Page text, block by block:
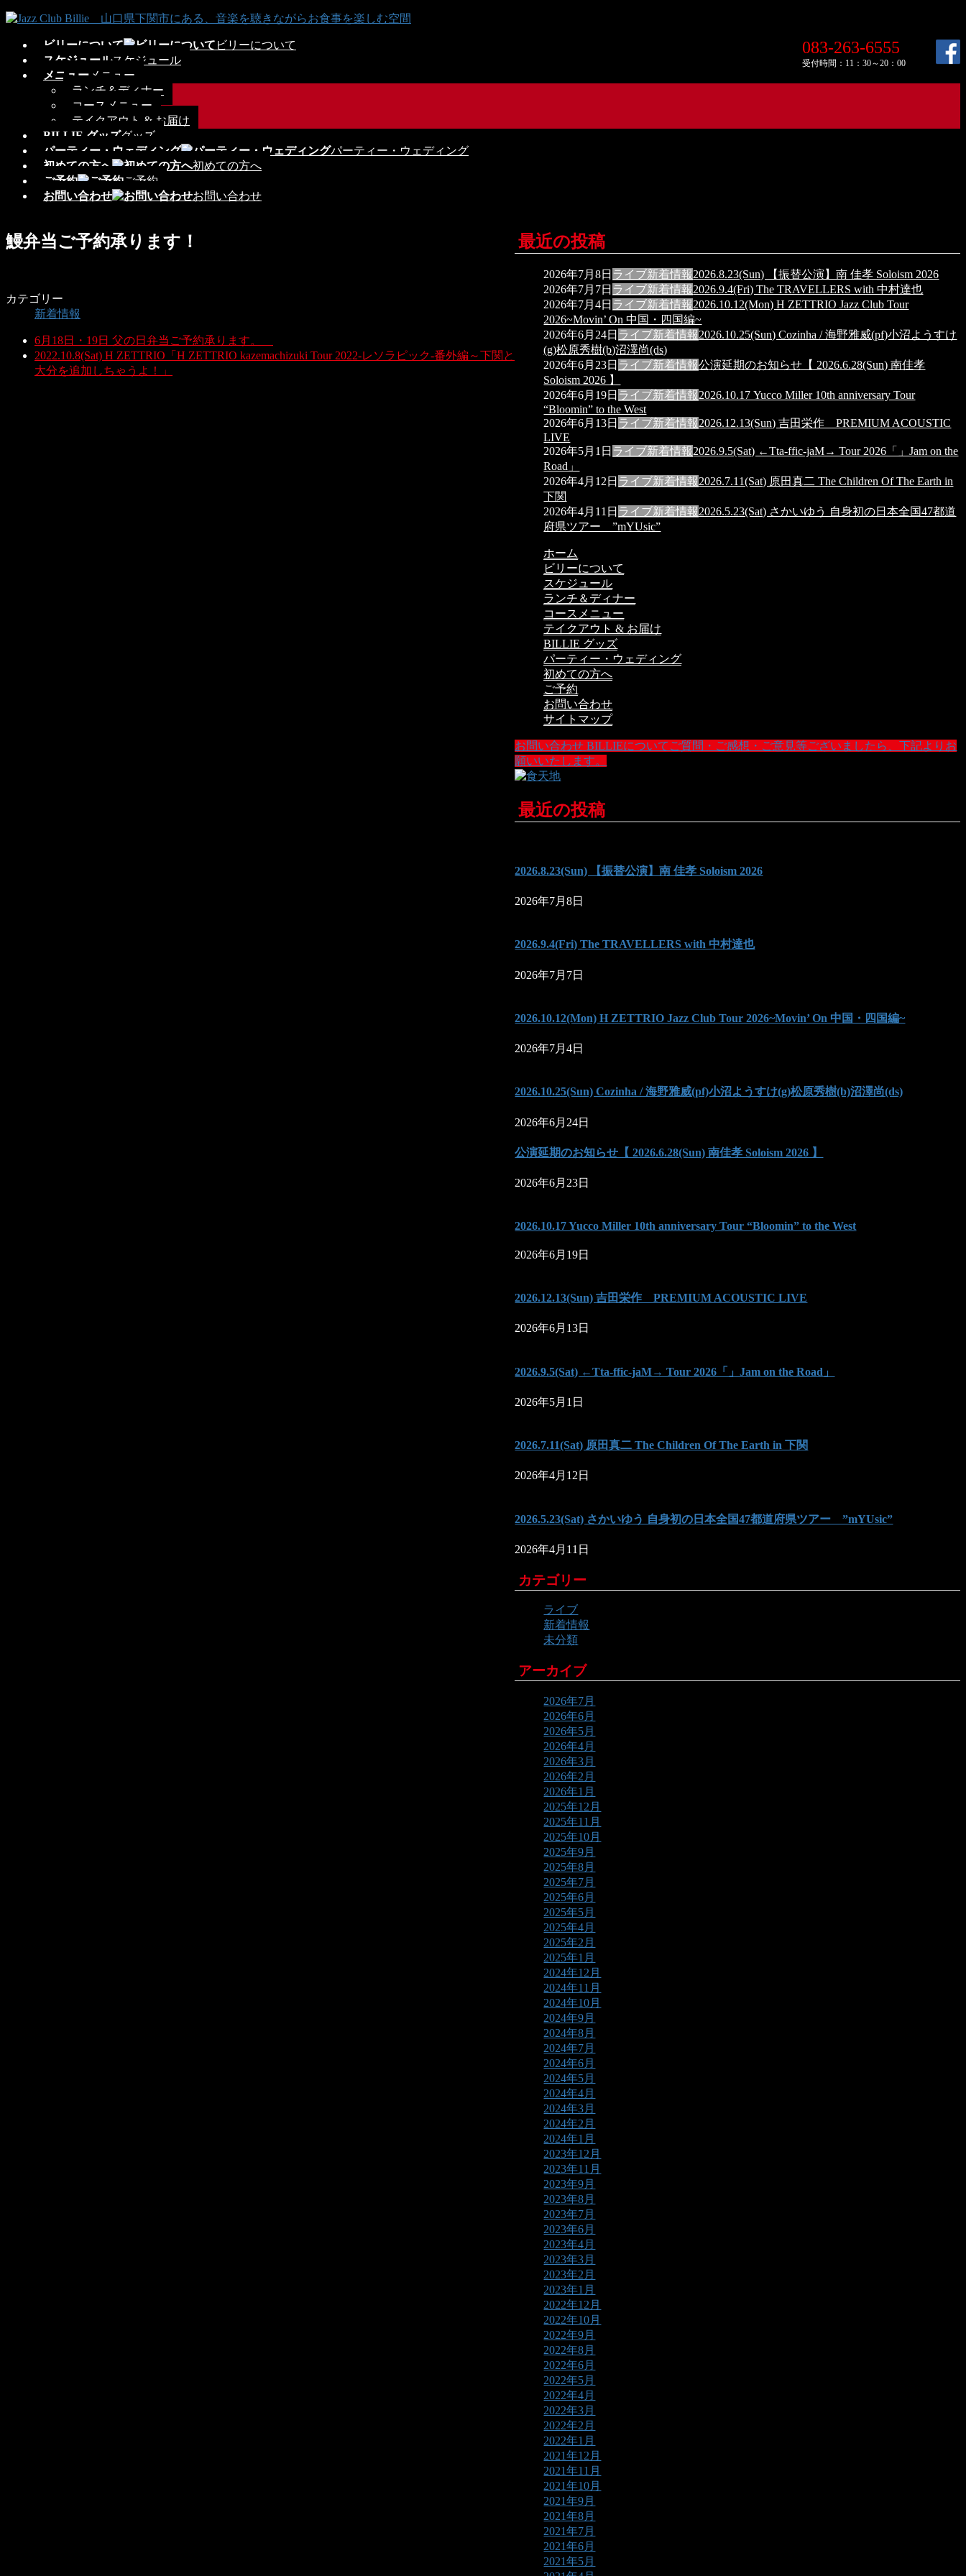
コ
ナ
083-263-6555
受付時間：11：30～20：00
ビリーについて
ビリーについて
スケジュールスケジュール
メニュー メニュー
ランチ＆ディナー
コースメニュー
テイクアウト & お届け
BILLIE グッズグッズ
パーティー・ウェディング
パーティー・ウェディング
初めての方へ
初めての方へ
ご予約
ご予約
お問い合わせ
お問い合わせ
鰻弁当ご予約承ります！
カテゴリー
新着情報
6月18日・19日 父の日弁当ご予約承ります。
2022.10.8(Sat) H ZETTRIO「H ZETTRIO kazemachizuki Tour 2022-レソラピック-番外編～下関と
大分を追加しちゃうよ！」
最近の投稿
2026年7月8日 ライブ新着情報2026.8.23(Sun) 【振替公演】南 佳孝 Soloism 2026
2026年7月7日 ライブ新着情報2026.9.4(Fri) The TRAVELLERS with 中村達也
2026年7月4日 ライブ新着情報2026.10.12(Mon) H ZETTRIO Jazz Club Tour
2026~Movin’ On 中国・四国編~
2026年6月24日 ライブ新着情報2026.10.25(Sun) Cozinha / 海野雅威(pf)小沼ようすけ
(g)松原秀樹(b)沼澤尚(ds)
2026年6月23日 ライブ新着情報公演延期のお知らせ【 2026.6.28(Sun) 南佳孝
Soloism 2026 】
2026年6月19日 ライブ新着情報2026.10.17 Yucco Miller 10th anniversary Tour
“Bloomin” to the West
2026年6月13日 ライブ新着情報2026.12.13(Sun) 吉田栄作 PREMIUM ACOUSTIC
LIVE
2026年5月1日 ライブ新着情報2026.9.5(Sat) ←Tta-ffic-jaM→ Tour 2026「」Jam on the
Road」
2026年4月12日 ライブ新着情報2026.7.11(Sat) 原田真二 The Children Of The Earth in
下関
2026年4月11日 ライブ新着情報2026.5.23(Sat) さかいゆう 自身初の日本全国47都道
府県ツアー ”mYUsic”
ホーム
ビリーについて
スケジュール
ランチ＆ディナー
コースメニュー
テイクアウト & お届け
BILLIE グッズ
パーティー・ウェディング
初めての方へ
ご予約
お問い合わせ
サイトマップ
お問い合わせBILLIEについてご質問・ご感想・ご意見等ございましたら、下記よりお
願いいたします。
最近の投稿
2026.8.23(Sun) 【振替公演】南 佳孝 Soloism 2026
2026年7月8日
2026.9.4(Fri) The TRAVELLERS with 中村達也
2026年7月7日
2026.10.12(Mon) H ZETTRIO Jazz Club Tour 2026~Movin’ On 中国・四国編~
2026年7月4日
2026.10.25(Sun) Cozinha / 海野雅威(pf)小沼ようすけ(g)松原秀樹(b)沼澤尚(ds)
2026年6月24日
公演延期のお知らせ【 2026.6.28(Sun) 南佳孝 Soloism 2026 】
2026年6月23日
2026.10.17 Yucco Miller 10th anniversary Tour “Bloomin” to the West
2026年6月19日
2026.12.13(Sun) 吉田栄作 PREMIUM ACOUSTIC LIVE
2026年6月13日
2026.9.5(Sat) ←Tta-ffic-jaM→ Tour 2026「」Jam on the Road」
2026年5月1日
2026.7.11(Sat) 原田真二 The Children Of The Earth in 下関
2026年4月12日
2026.5.23(Sat) さかいゆう 自身初の日本全国47都道府県ツアー ”mYUsic”
2026年4月11日
カテゴリー
ライブ
新着情報
未分類
アーカイブ
2026年7月
2026年6月
2026年5月
2026年4月
2026年3月
2026年2月
2026年1月
2025年12月
2025年11月
2025年10月
2025年9月
2025年8月
2025年7月
2025年6月
2025年5月
2025年4月
2025年2月
2025年1月
2024年12月
2024年11月
2024年10月
2024年9月
2024年8月
2024年7月
2024年6月
2024年5月
2024年4月
2024年3月
2024年2月
2024年1月
2023年12月
2023年11月
2023年9月
2023年8月
2023年7月
2023年6月
2023年4月
2023年3月
2023年2月
2023年1月
2022年12月
2022年10月
2022年9月
2022年8月
2022年6月
2022年5月
2022年4月
2022年3月
2022年2月
2022年1月
2021年12月
2021年11月
2021年10月
2021年9月
2021年8月
2021年7月
2021年6月
2021年5月